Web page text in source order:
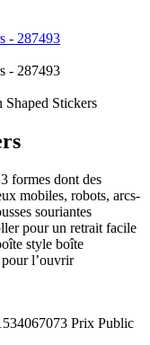
Stickers
formes dont des
mobiles, robots, arcs-
souriantes
pour un retrait facile
style boîte
l’ouvrir
Prix Public